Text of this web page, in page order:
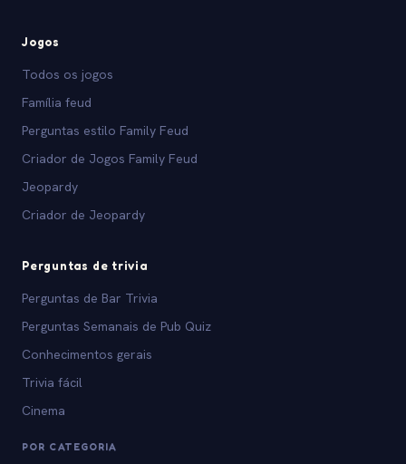
Jogos
Todos os jogos
Família feud
Perguntas estilo Family Feud
Criador de Jogos Family Feud
Jeopardy
Criador de Jeopardy
Perguntas de trivia
Perguntas de Bar Trivia
Perguntas Semanais de Pub Quiz
Conhecimentos gerais
Trivia fácil
Cinema
POR CATEGORIA